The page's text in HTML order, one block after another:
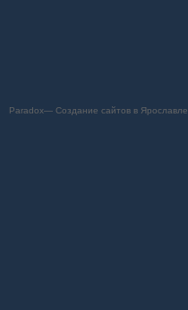
Paradox— Создание сайтов в Ярославле